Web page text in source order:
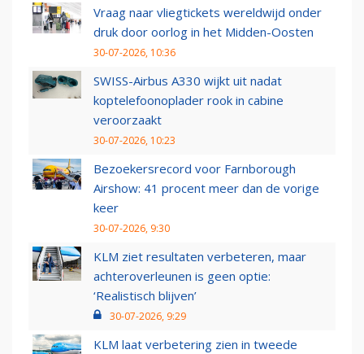
Vraag naar vliegtickets wereldwijd onder
druk door oorlog in het Midden-Oosten
30-07-2026, 10:36
SWISS-Airbus A330 wijkt uit nadat
koptelefoonoplader rook in cabine
veroorzaakt
30-07-2026, 10:23
Bezoekersrecord voor Farnborough
Airshow: 41 procent meer dan de vorige
keer
30-07-2026, 9:30
KLM ziet resultaten verbeteren, maar
achteroverleunen is geen optie:
‘Realistisch blijven’
30-07-2026, 9:29
KLM laat verbetering zien in tweede